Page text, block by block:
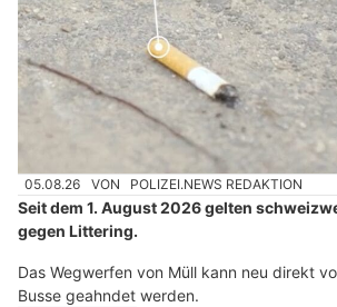
05.08.26 VON POLIZEI.NEWS REDAKTION
Seit dem 1. August 2026 gelten
gegen Littering.
Das Wegwerfen von Müll kann neu direkt
Busse geahndet werden.